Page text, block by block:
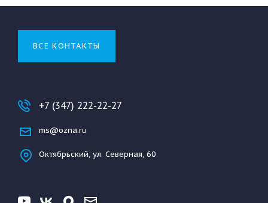
ВСЕ КОНТАКТЫ
+7 (347) 222-22-27
ms@ozna.ru
Октябрьский, ул. Северная, 60